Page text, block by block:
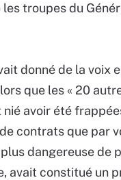
troupes du
donné de la voix
que les « 20
avoir été
contrats que par
dangereuse de
avait constitué un